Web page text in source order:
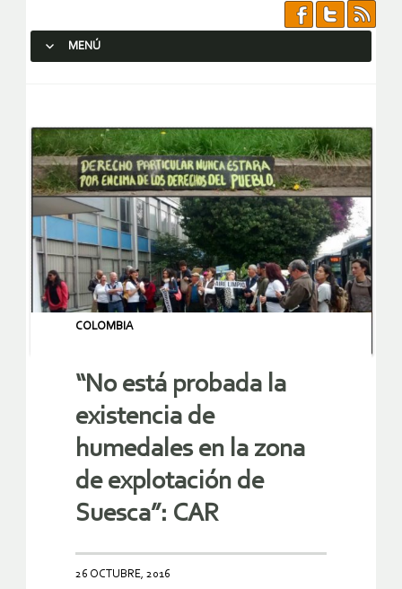
MENÚ
COLOMBIA
“No está probada la
existencia de
humedales en la zona
de explotación de
Suesca”: CAR
26 OCTUBRE, 2016